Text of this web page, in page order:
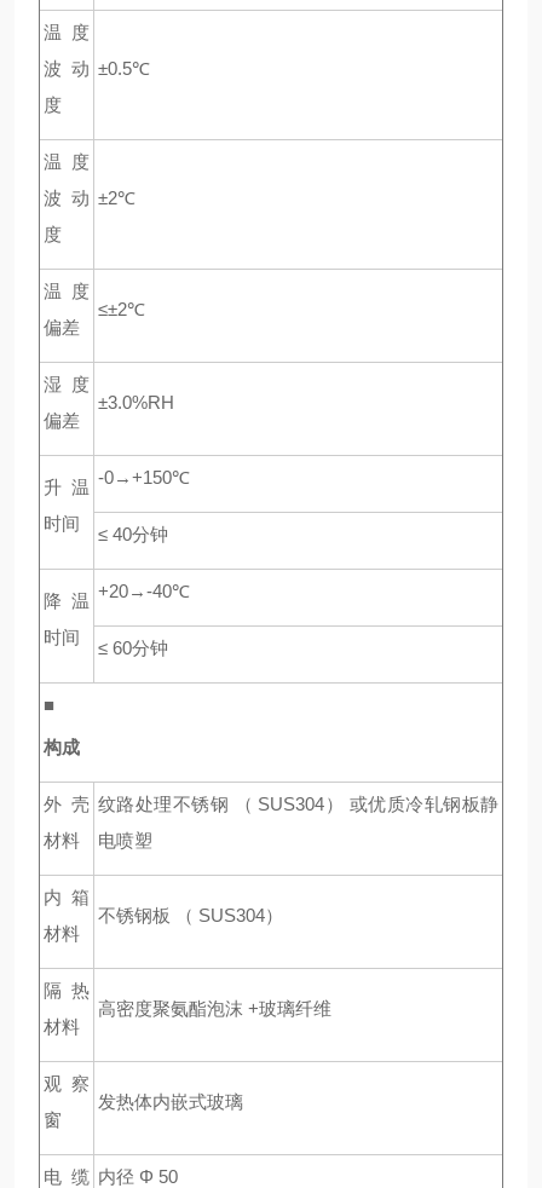
温度
波动
度
±0.5℃
温度
波动
度
±2℃
温度
偏差
≤±2℃
湿度
偏差
±3.0%RH
升温
时间
-0→+150℃
≤ 40分钟
降温
时间
+20→-40℃
≤ 60分钟
■
构成
外壳
材料
纹路处理不锈钢 （ SUS304） 或优质冷轧钢板静
电喷塑
内箱
材料
不锈钢板 （ SUS304）
隔热
材料
高密度聚氨酯泡沫 +玻璃纤维
观察
窗
发热体内嵌式玻璃
电缆 内径 Φ 50